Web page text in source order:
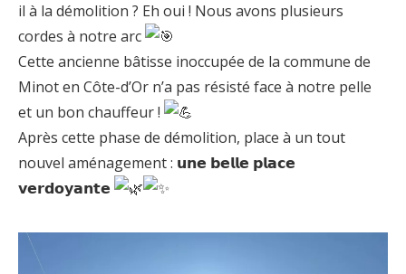
il à la démolition ? Eh oui ! Nous avons plusieurs
cordes à notre arc
Cette ancienne bâtisse inoccupée de la commune de
Minot en Côte-d’Or n’a pas résisté face à notre pelle
et un bon chauffeur !
Après cette phase de démolition, place à un tout
nouvel aménagement : 𝘂𝗻𝗲 𝗯𝗲𝗹𝗹𝗲 𝗽𝗹𝗮𝗰𝗲
𝘃𝗲𝗿𝗱𝗼𝘆𝗮𝗻𝘁𝗲